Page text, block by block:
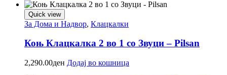
Quick view
За Дома и Надвор, Клацкалки
Коњ Клацкалка 2 во 1 со Звуци – Pilsan
2,290.00ден Додај во кошница